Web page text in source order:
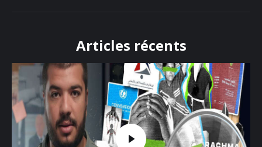
Articles récents